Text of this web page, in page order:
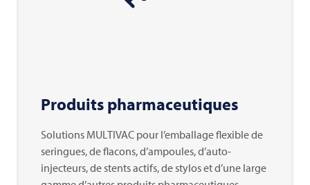
Produits pharmaceutiques
Solutions MULTIVAC pour l’emballage flexible de
seringues, de flacons, d’ampoules, d’auto-
injecteurs, de stents actifs, de stylos et d’une large